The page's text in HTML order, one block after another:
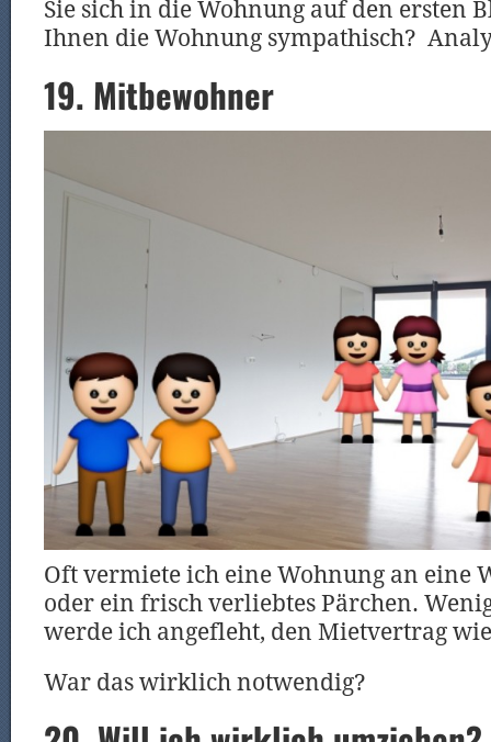
Sie sich in die Wohnung auf den ersten
Ihnen die Wohnung sympathisch?
19. Mitbewohner
Oft vermiete ich eine Wohnung an eine
oder ein frisch verliebtes Pärchen.
werde ich angefleht, den Mietvertrag
War das wirklich notwendig?